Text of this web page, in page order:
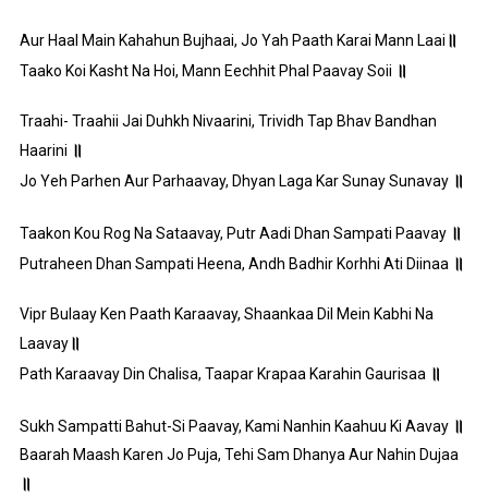
Aur Haal Main Kahahun Bujhaai, Jo Yah Paath Karai Mann Laai ॥
Taako Koi Kasht Na Hoi, Mann Eechhit Phal Paavay Soii ॥
Traahi- Traahii Jai Duhkh Nivaarini, Trividh Tap Bhav Bandhan
Haarini ॥
Jo Yeh Parhen Aur Parhaavay, Dhyan Laga Kar Sunay Sunavay ॥
Taakon Kou Rog Na Sataavay, Putr Aadi Dhan Sampati Paavay ॥
Putraheen Dhan Sampati Heena, Andh Badhir Korhhi Ati Diinaa ॥
Vipr Bulaay Ken Paath Karaavay, Shaankaa Dil Mein Kabhi Na
Laavay॥
Path Karaavay Din Chalisa, Taapar Krapaa Karahin Gaurisaa ॥
Sukh Sampatti Bahut-Si Paavay, Kami Nanhin Kaahuu Ki Aavay ॥
Baarah Maash Karen Jo Puja, Tehi Sam Dhanya Aur Nahin Dujaa
॥